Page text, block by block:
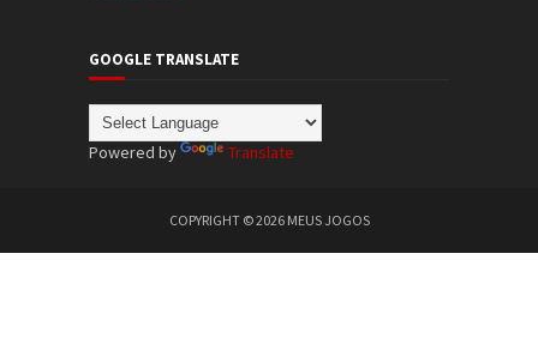
GOOGLE TRANSLATE
Powered by Translate
COPYRIGHT ©2026 MEUS JOGOS